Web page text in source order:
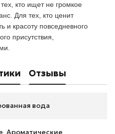
кто ищет не громкое
Для тех, кто ценит
и красоту повседневного
присутствия,
Отзывы
вода
Ароматические